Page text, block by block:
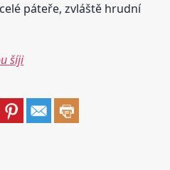
páteře, zvláště hrudní
šíji